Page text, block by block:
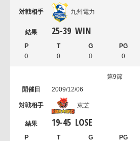
九州電力
25-39 WIN
0 0 0 0
第9節
2009/12/06
東芝
19-45 LOSE